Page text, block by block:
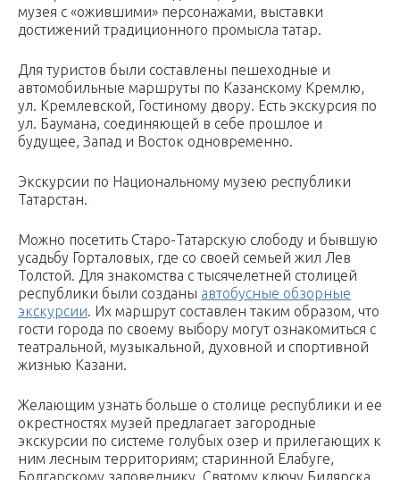
музея с «ожившими» персонажами, выставки
достижений традиционного промысла татар.
Для туристов были составлены пешеходные и
автомобильные маршруты по Казанскому Кремлю,
ул. Кремлевской, Гостиному двору. Есть экскурсия по
ул. Баумана, соединяющей в себе прошлое и
будущее, Запад и Восток одновременно.
Экскурсии по Национальному музею республики
Татарстан.
Можно посетить Старо-Татарскую слободу и бывшую
усадьбу Горталовых, где со своей семьей жил Лев
Толстой. Для знакомства с тысячелетней столицей
республики были созданы автобусные обзорные
экскурсии. Их маршрут составлен таким образом, что
гости города по своему выбору могут ознакомиться с
театральной, музыкальной, духовной и спортивной
жизнью Казани.
Желающим узнать больше о столице республики и ее
окрестностях музей предлагает загородные
экскурсии по системе голубых озер и прилегающих к
ним лесным территориям; старинной Елабуге,
Болгарскому заповеднику, Святому ключу Билярска,